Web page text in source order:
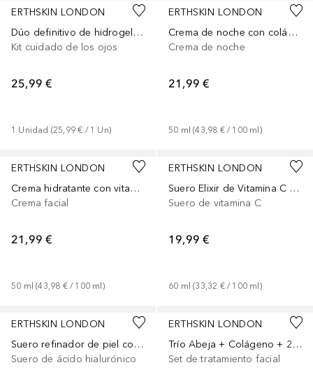
ERTHSKIN LONDON
Dúo definitivo de hidrogel para ojos
Kit cuidado de los ojos
25,99 €
1 Unidad (25,99 € / 1 Un)
ERTHSKIN LONDON
Crema de noche con colágeno marino
Crema de noche
21,99 €
50 ml (43,98 € / 100 ml )
ERTHSKIN LONDON
Crema hidratante con vitamina C Marine Glow
Crema facial
21,99 €
50 ml (43,98 € / 100 ml )
ERTHSKIN LONDON
Suero Elixir de Vitamina C + Colágeno
Suero de vitamina C
19,99 €
60 ml (33,32 € / 100 ml )
ERTHSKIN LONDON
Suero refinador de piel con niacinamida y ácido hialurónico 30 ml
Suero de ácido hialurónico
ERTHSKIN LONDON
Trío Abeja + Colágeno + 24K
Set de tratamiento facial